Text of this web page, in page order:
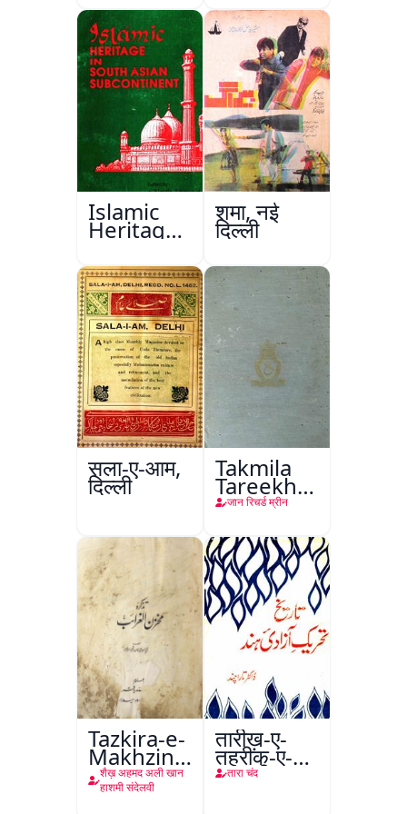
Islamic
Heritage
in South
Asian
Subcontinent
शमा, नई
दिल्ली
सला-ए-आम,
दिल्ली
Takmila
Tareekh
Ahl-e-
जान रिचर्ड म्रीन
Tazkira-e-
Makhzin-
ul-
Gharaib
शैख़ अहमद अली खान
हाशमी संदेलवी
तारीख़-ए-
तहरीक-ए-
आज़ादी-ए-
तारा चंद